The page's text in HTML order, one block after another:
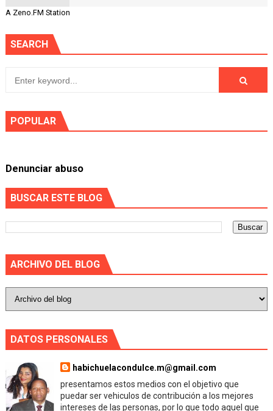
A Zeno.FM Station
SEARCH
POPULAR
Denunciar abuso
BUSCAR ESTE BLOG
ARCHIVO DEL BLOG
DATOS PERSONALES
habichuelacondulce.m@gmail.com
presentamos estos medios con el objetivo que
puedar ser vehiculos de contribución a los mejores
intereses de las personas, por lo que todo aquel que